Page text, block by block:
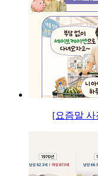
[요즘말 사